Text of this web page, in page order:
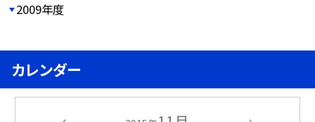
2009年度
カレンダー